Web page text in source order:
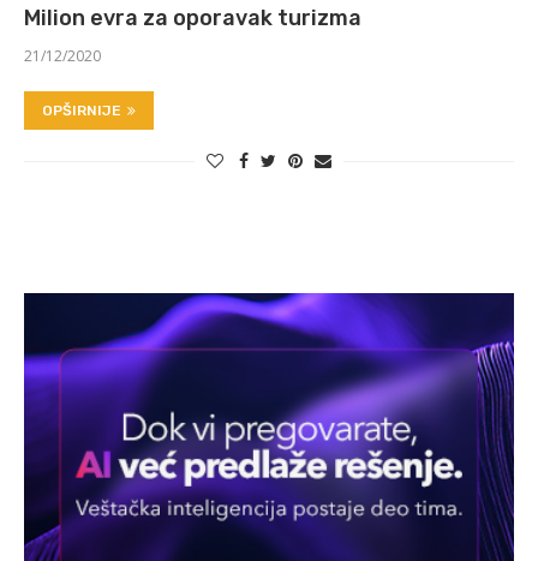
Milion evra za oporavak turizma
21/12/2020
OPŠIRNIJE